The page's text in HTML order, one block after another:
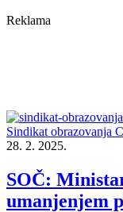
Reklama
Sindikat obrazovanja
28. 2. 2025.
SOČ:
umanjenjem